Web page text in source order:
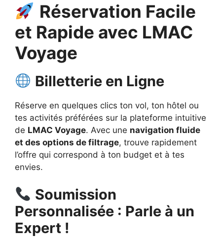
Réservation Facile
et Rapide avec LMAC
Voyage
Billetterie en Ligne
Réserve en quelques clics ton vol, ton hôtel ou
tes activités préférées sur la plateforme intuitive
de LMAC Voyage. Avec une navigation fluide
et des options de filtrage, trouve rapidement
l’offre qui correspond à ton budget et à tes
envies.
Soumission
Personnalisée : Parle à un
Expert !